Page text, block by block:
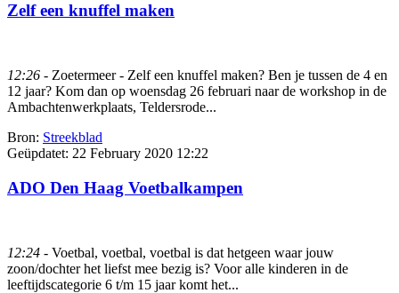
Zelf een knuffel maken
12:26 - Zoetermeer - Zelf een knuffel maken? Ben je tussen de 4 en
12 jaar? Kom dan op woensdag 26 februari naar de workshop in de
Ambachtenwerkplaats, Teldersrode...
Bron: Streekblad
Geüpdatet: 22 February 2020 12:22
ADO Den Haag Voetbalkampen
12:24 - Voetbal, voetbal, voetbal is dat hetgeen waar jouw
zoon/dochter het liefst mee bezig is? Voor alle kinderen in de
leeftijdscategorie 6 t/m 15 jaar komt het...